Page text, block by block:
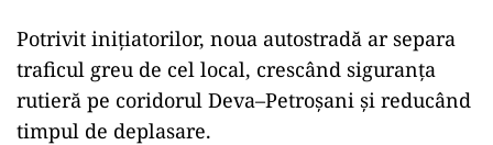
Potrivit inițiatorilor, noua autostradă ar separa
traficul greu de cel local, crescând siguranța
rutieră pe coridorul Deva–Petroșani și reducând
timpul de deplasare.